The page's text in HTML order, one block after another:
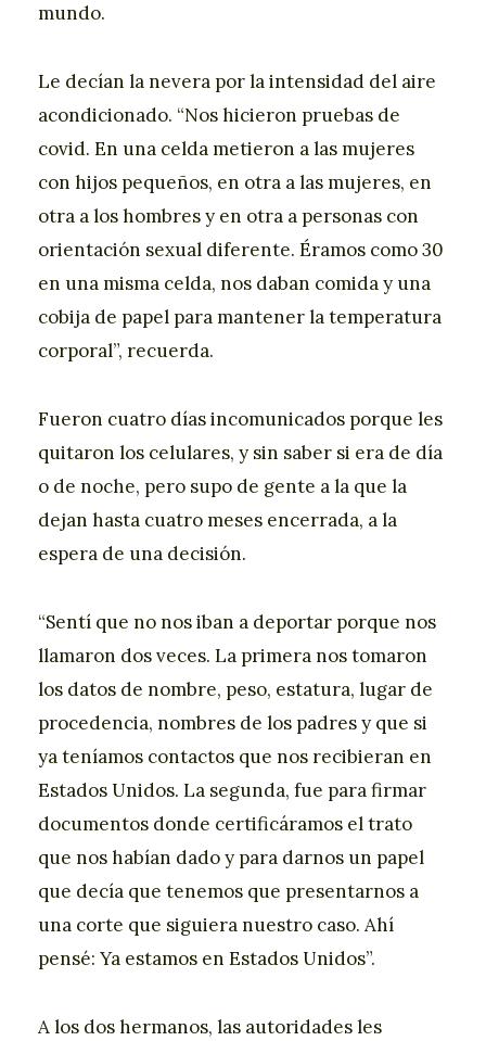
mundo.
Le decían la nevera por la intensidad del aire
acondicionado. “Nos hicieron pruebas de
covid. En una celda metieron a las mujeres
con hijos pequeños, en otra a las mujeres, en
otra a los hombres y en otra a personas con
orientación sexual diferente. Éramos como 30
en una misma celda, nos daban comida y una
cobija de papel para mantener la temperatura
corporal”, recuerda.
Fueron cuatro días incomunicados porque les
quitaron los celulares, y sin saber si era de día
o de noche, pero supo de gente a la que la
dejan hasta cuatro meses encerrada, a la
espera de una decisión.
“Sentí que no nos iban a deportar porque nos
llamaron dos veces. La primera nos tomaron
los datos de nombre, peso, estatura, lugar de
procedencia, nombres de los padres y que si
ya teníamos contactos que nos recibieran en
Estados Unidos. La segunda, fue para firmar
documentos donde certificáramos el trato
que nos habían dado y para darnos un papel
que decía que tenemos que presentarnos a
una corte que siguiera nuestro caso. Ahí
pensé: Ya estamos en Estados Unidos”.
A los dos hermanos, las autoridades les